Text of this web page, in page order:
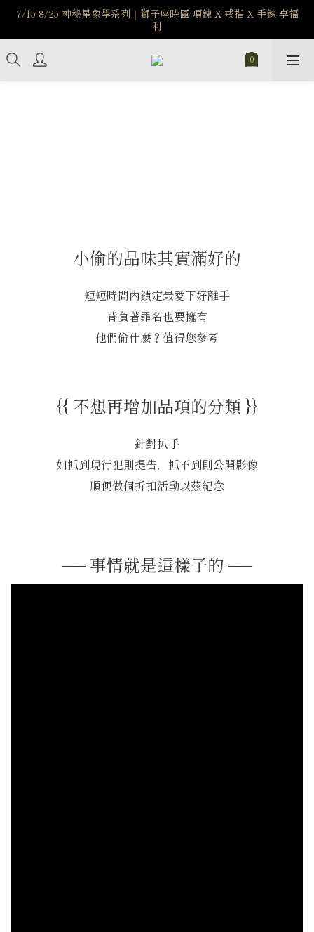
️8/6-8/12 第一波古文明馬拉松正式開跑：烏爾風華套組優惠價
$5140
7/15-8/25 神秘星象學系列｜獅子座時區 項鍊 X 戒指 X 手鍊 享福
利
新註冊會員享$100購物金，立即註冊，踏上飾品的奇幻之旅
小偷的品味其實滿好的
短短時間內鎖定最愛下好離手
背負著罪名也要擁有
他們偷什麼？值得您參考
{{ 不想再增加品項的分類 }}
針對扒手
如抓到現行犯則提告，抓不到則公開影像
順便做個折扣活動以茲紀念
── 事情就是這樣子的 ──